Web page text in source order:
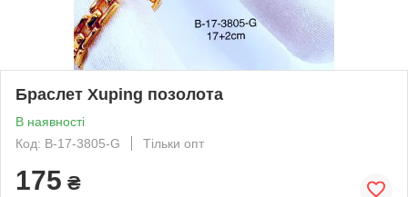
Браслет Xuping позолота
В наявності
Код: B-17-3805-G
Тільки опт
175 ₴